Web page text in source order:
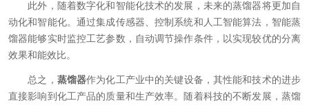
此外，随着数字化和智能化技术的发展，未来的蒸馏器将更加自
动化和智能化。通过集成传感器、控制系统和人工智能算法，智能蒸
馏器能够实时监控工艺参数，自动调节操作条件，以实现较优的分离
效果和能效比。
总之， 蒸馏器作为化工产业中的关键设备，其性能和技术的进步
直接影响到化工产品的质量和生产效率。随着科技的不断发展，蒸馏